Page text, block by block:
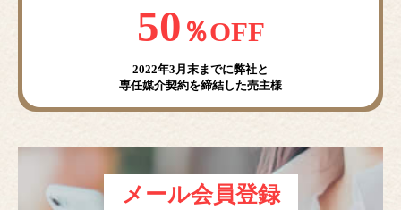
50 ％OFF
2022年3月末までに弊社と
専任媒介契約を締結した売主様
メール会員登録